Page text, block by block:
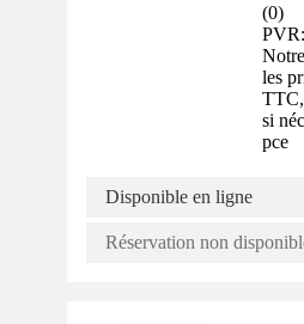
(0)
les
si
pce
Disponible en ligne
Réservation non